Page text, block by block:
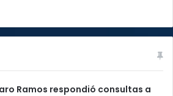
Ramos respondió consultas a